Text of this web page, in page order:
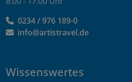
0234 / 976 189-0
info@artistravel.de
Wissenswertes